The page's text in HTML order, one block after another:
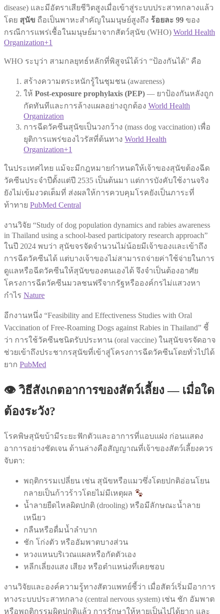
disease) และมีอัตราเสียชีวิตสูงเมื่อเข้าสู่ระบบประสาทกลางแล้ว
โดย สุนัข ถือเป็นพาหะสำคัญในมนุษย์สูงถึง ร้อยละ 99 ของ
กรณีการแพร่เชื้อในมนุษย์มาจากสัตว์สุนัข (WHO) World Health
Organization+1
WHO ระบุว่า สามกลยุทธ์หลักที่พิสูจน์ได้ว่า “ป้องกันได้” คือ
สร้างความตระหนักรู้ในชุมชน (awareness)
ให้ Post-exposure prophylaxis (PEP) — ยาป้องกันหลังถูก
กัดทันทีและการล้างแผลอย่างถูกต้อง World Health
Organization
การฉีดวัคซีนสุนัขเป็นวงกว้าง (mass dog vaccination) เพื่อ
ยุติการแพร่ของไวรัสที่ต้นทาง World Health
Organization+1
ในประเทศไทย แม้จะมีกฎหมายกำหนดให้เจ้าของสุนัขต้องฉีด
วัคซีนประจำปีตั้งแต่ปี 2535 เป็นต้นมา แต่การบังคับใช้งานจริง
ยังไม่เข้มงวดเต็มที่ ส่งผลให้การควบคุมโรคยังเป็นภาระที่
ท้าทาย PubMed Central
งานวิจัย “Study of dog population dynamics and rabies awareness
in Thailand using a school-based participatory research approach”
ในปี 2024 พบว่า สุนัขจรจัดจำนวนไม่น้อยมีเจ้าของและเข้าถึง
การฉีดวัคซีนได้ แต่บางเจ้าของไม่สามารถจ่ายค่าใช้จ่ายในการ
ดูแลหรือฉีดวัคซีนให้สุนัขของตนเองได้ จึงจำเป็นต้องอาศัย
โครงการฉีดวัคซีนมวลชนฟรีจากรัฐหรือองค์กรไม่แสวงหา
กำไร Nature
อีกงานหนึ่ง “Feasibility and Effectiveness Studies with Oral
Vaccination of Free-Roaming Dogs against Rabies in Thailand” ชี้
ว่า การใช้วัคซีนชนิดรับประทาน (oral vaccine) ในสุนัขจรจัดอาจ
ช่วยเข้าถึงประชากรสุนัขที่เข้าสู่โครงการฉีดวัคซีนโดยทั่วไปได้
ยาก PubMed
👁 วิธีสังเกตอาการของสัตว์เลี้ยง — เมื่อใด
ต้องระวัง?
โรคพิษสุนัขบ้ามีระยะฟักตัวและอาการที่แอบแฝง ก่อนแสดง
อาการอย่างชัดเจน ด้านล่างคือสัญญาณที่เจ้าของสัตว์เลี้ยงควร
จับตา:
พฤติกรรมเปลี่ยน เช่น สุนัขหรือแมวซึ่งโดยปกติอ่อนโยน
กลายเป็นก้าวร้าวโดยไม่มีเหตุผล
น้ำลายยืดไหลผิดปกติ (drooling) หรือมีลักษณะน้ำลาย
เหนียว
กลืนหรือดื่มน้ำลำบาก
ชัก โก่งตัว หรืออัมพาตบางส่วน
หวงแหนบริเวณแผลหรือกัดตัวเอง
หลีกเลี่ยงแสง เสียง หรือตำแหน่งที่เคยชอบ
งานวิจัยและองค์ความรู้ทางสัตวแพทย์ชี้ว่า เมื่อสัตว์เริ่มมีอาการ
ทางระบบประสาทกลาง (central nervous system) เช่น ชัก อัมพาต
หรือพฤติกรรมผิดปกติแล้ว การรักษาให้หายเป็นไปได้ยาก และ